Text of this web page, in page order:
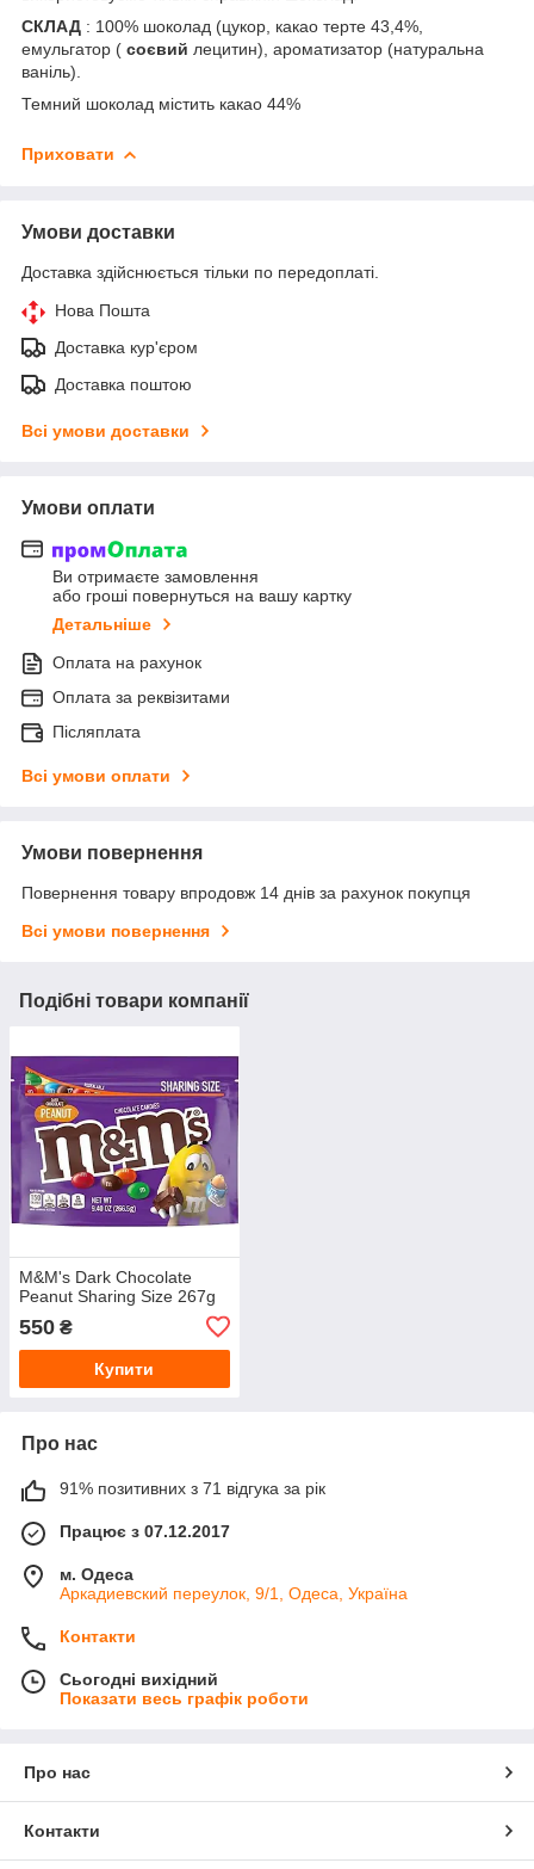
СКЛАД : 100% шоколад (цукор, какао терте 43,4%,
емульгатор ( соєвий лецитин), ароматизатор (натуральна
ваніль).
Темний шоколад містить какао 44%
Приховати
Умови доставки
Доставка здійснюється тільки по передоплаті.
Нова Пошта
Доставка кур'єром
Доставка поштою
Всі умови доставки
Умови оплати
Ви отримаєте замовлення
або гроші повернуться на вашу картку
Детальніше
Оплата на рахунок
Оплата за реквізитами
Післяплата
Всі умови оплати
Умови повернення
Повернення товару впродовж 14 днів за рахунок покупця
Всі умови повернення
Подібні товари компанії
M&M's Dark Chocolate
Peanut Sharing Size 267g
550 ₴
Купити
Про нас
91% позитивних з 71 відгука за рік
Працює з 07.12.2017
м. Одеса
Аркадиевский переулок, 9/1, Одеса, Україна
Контакти
Сьогодні вихідний
Показати весь графік роботи
Про нас
Контакти